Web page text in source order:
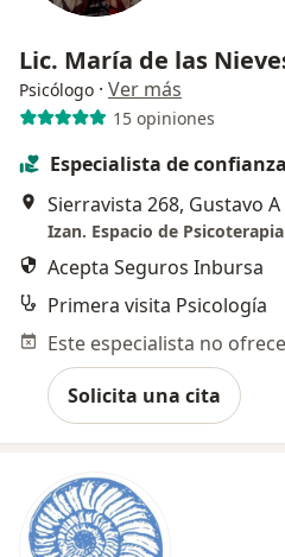
Lic. María de las
Psicólogo · Ver más
15 opiniones
Especialista de confianza
Sierravista 268, Gustavo
Izan. Espacio de
Acepta Seguros Inbursa
Primera visita Psicología
Solicita una cita